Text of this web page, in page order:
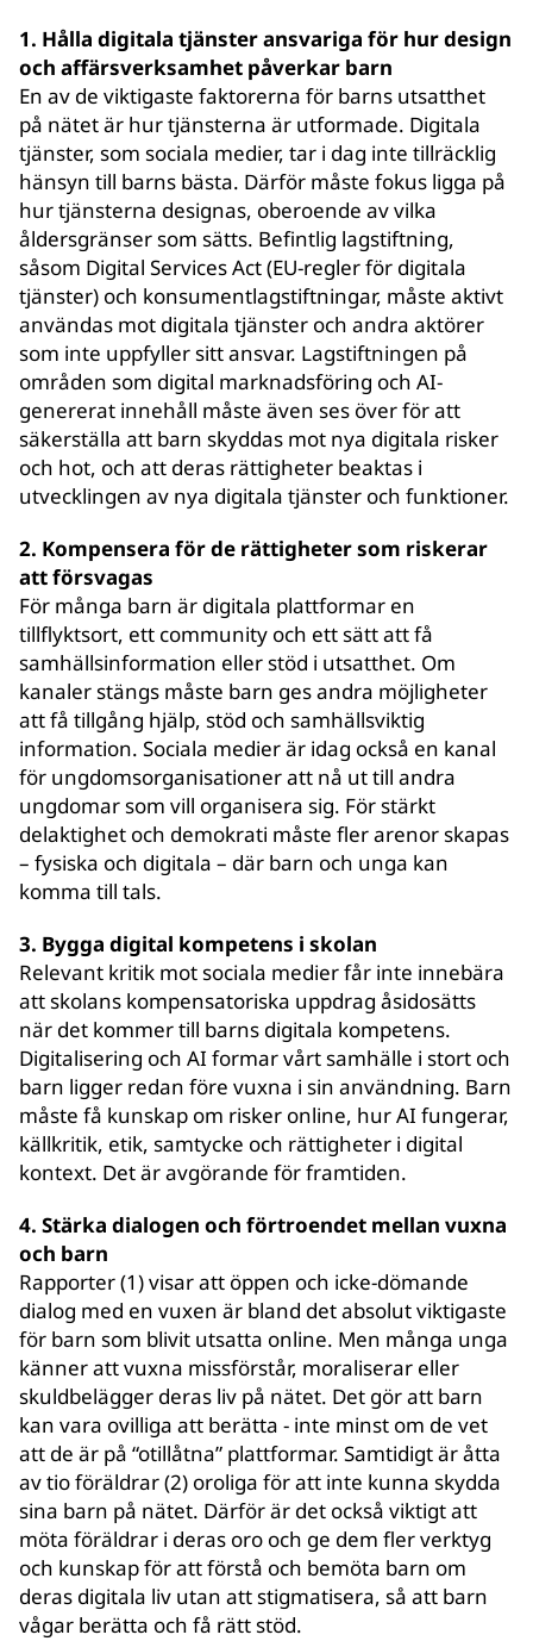
1. Hålla digitala tjänster ansvariga för hur design
och affärsverksamhet påverkar barn
En av de viktigaste faktorerna för barns utsatthet
på nätet är hur tjänsterna är utformade. Digitala
tjänster, som sociala medier, tar i dag inte tillräcklig
hänsyn till barns bästa. Därför måste fokus ligga på
hur tjänsterna designas, oberoende av vilka
åldersgränser som sätts. Befintlig lagstiftning,
såsom Digital Services Act (EU-regler för digitala
tjänster) och konsumentlagstiftningar, måste aktivt
användas mot digitala tjänster och andra aktörer
som inte uppfyller sitt ansvar. Lagstiftningen på
områden som digital marknadsföring och AI-
genererat innehåll måste även ses över för att
säkerställa att barn skyddas mot nya digitala risker
och hot, och att deras rättigheter beaktas i
utvecklingen av nya digitala tjänster och funktioner.
2. Kompensera för de rättigheter som riskerar
att försvagas
För många barn är digitala plattformar en
tillflyktsort, ett community och ett sätt att få
samhällsinformation eller stöd i utsatthet. Om
kanaler stängs måste barn ges andra möjligheter
att få tillgång hjälp, stöd och samhällsviktig
information. Sociala medier är idag också en kanal
för ungdomsorganisationer att nå ut till andra
ungdomar som vill organisera sig. För stärkt
delaktighet och demokrati måste fler arenor skapas
– fysiska och digitala – där barn och unga kan
komma till tals.
3. Bygga digital kompetens i skolan
Relevant kritik mot sociala medier får inte innebära
att skolans kompensatoriska uppdrag åsidosätts
när det kommer till barns digitala kompetens.
Digitalisering och AI formar vårt samhälle i stort och
barn ligger redan före vuxna i sin användning. Barn
måste få kunskap om risker online, hur AI fungerar,
källkritik, etik, samtycke och rättigheter i digital
kontext. Det är avgörande för framtiden.
4. Stärka dialogen och förtroendet mellan vuxna
och barn
Rapporter (1) visar att öppen och icke-dömande
dialog med en vuxen är bland det absolut viktigaste
för barn som blivit utsatta online. Men många unga
känner att vuxna missförstår, moraliserar eller
skuldbelägger deras liv på nätet. Det gör att barn
kan vara ovilliga att berätta - inte minst om de vet
att de är på “otillåtna” plattformar. Samtidigt är åtta
av tio föräldrar (2) oroliga för att inte kunna skydda
sina barn på nätet. Därför är det också viktigt att
möta föräldrar i deras oro och ge dem fler verktyg
och kunskap för att förstå och bemöta barn om
deras digitala liv utan att stigmatisera, så att barn
vågar berätta och få rätt stöd.